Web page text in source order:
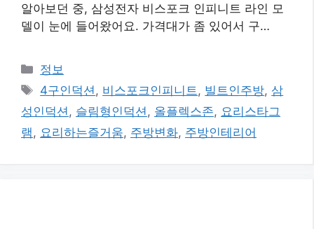
알아보던 중, 삼성전자 비스포크 인피니트 라인 모
델이 눈에 들어왔어요. 가격대가 좀 있어서 구…
카
테
리
정보
태
그
4구인덕션, 비스포크인피니트, 빌트인주방, 삼
성인덕션, 슬림형인덕션, 올플렉스존, 요리스타그
램, 요리하는즐거움, 주방변화, 주방인테리어